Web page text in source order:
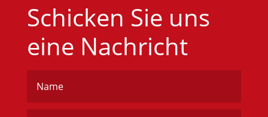
Schicken Sie uns
eine Nachricht